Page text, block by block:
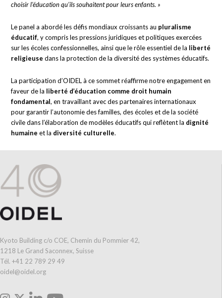
choisir l’éducation qu’ils souhaitent pour leurs enfants. »
Le panel a abordé les défis mondiaux croissants au pluralisme
éducatif, y compris les pressions juridiques et politiques exercées
sur les écoles confessionnelles, ainsi que le rôle essentiel de la liberté
religieuse dans la protection de la diversité des systèmes éducatifs.
La participation d’OIDEL à ce sommet réaffirme notre engagement en
faveur de la liberté d’éducation comme droit humain
fondamental, en travaillant avec des partenaires internationaux
pour garantir l’autonomie des familles, des écoles et de la société
civile dans l’élaboration de modèles éducatifs qui reflètent la dignité
humaine et la diversité culturelle.
Kyoto Building c/o COE, Chemin du Pommier 42,
1218 Le Grand Saconnex, Suisse
Tél. +41 22 789 29 49
oidel@oidel.org